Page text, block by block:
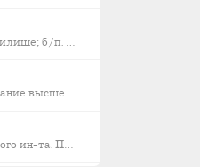
Родился в 1884 г., г. Новгород; русский; образование: юнкерское училище; б/п. Счетовод леспромхоза. Проживал: г. Новгород. Арестован 18 марта 1931 г. Приговорен: 23 апреля 1931 г. Приговор: Дело прекращено, освобожден. Бухгалтер артели "Сапожник". Арестован 2 апреля 1938 г. Приговор: ВМН.
Родился в 1888 г., Московская обл., д. Надеждино; русский; образование высшее; член ВКП(б); преподаватель Военной Академии РККА. Проживал: Москва, ул. М. Харитоньевская, 6-4. Арестован 31 декабря 1932 г. Приговорен: Коллегией ОГПУ 17 февраля 1933 г., обв.: террористической деятельности, к.-р. агитации и пропаганде. Расстрелян 21 марта 1933 г. Место захоронения – Москва, Ваганьковское кладбище. Реабилитирован 6 марта 1958 г.
1886 г.р., уроженец Тулы, из мещан, доцент Тульского механического ин-та. Проживал: Тула, ул. Коммунаров 122, кв. 17. Арестован 24 января 1938 г. Обвинение: участник контрреволюционной эсеровской организации г. Тулы. Дата смерти – 9 октября 1938 года. Реабилитирован в 1955 году.